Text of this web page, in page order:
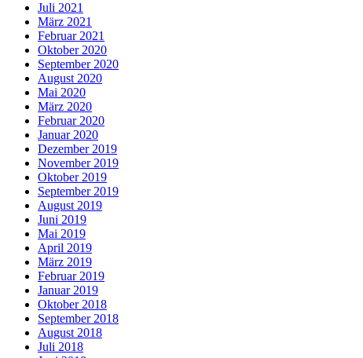
Juli 2021
März 2021
Februar 2021
Oktober 2020
September 2020
August 2020
Mai 2020
März 2020
Februar 2020
Januar 2020
Dezember 2019
November 2019
Oktober 2019
September 2019
August 2019
Juni 2019
Mai 2019
April 2019
März 2019
Februar 2019
Januar 2019
Oktober 2018
September 2018
August 2018
Juli 2018